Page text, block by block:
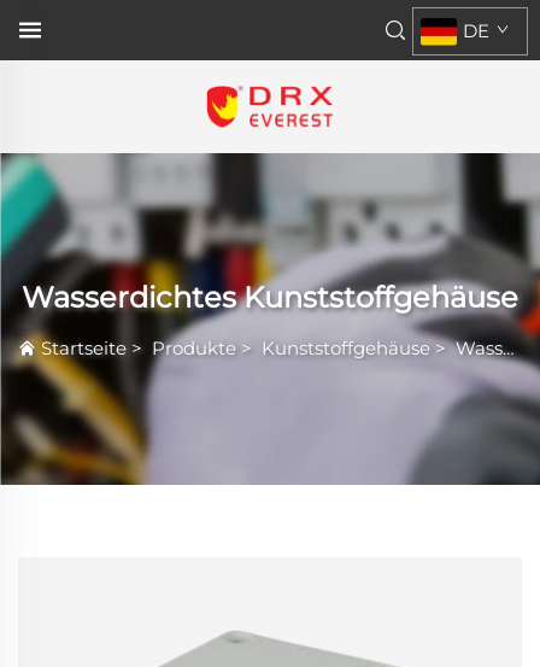
DE
Wasserdichtes Kunststoffgehäuse
Startseite > Produkte> Kunststoffgehäuse >Wasserdichtes Kunststoffgehäuse